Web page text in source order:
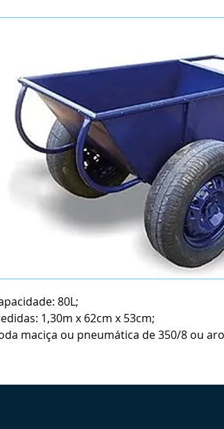
80L;
1,30m x 62cm x 53cm;
maciça ou pneumática de 350/8 ou